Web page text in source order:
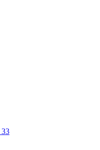
33